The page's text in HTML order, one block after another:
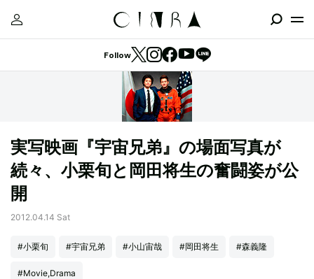
Follow
実写映画『宇宙兄弟』の場面写真が
続々、小栗旬と岡田将生の奮闘姿が公
開
2012.04.14 Sat
#小栗旬 #宇宙兄弟 #小山宙哉 #岡田将生 #森義隆
#Movie,Drama